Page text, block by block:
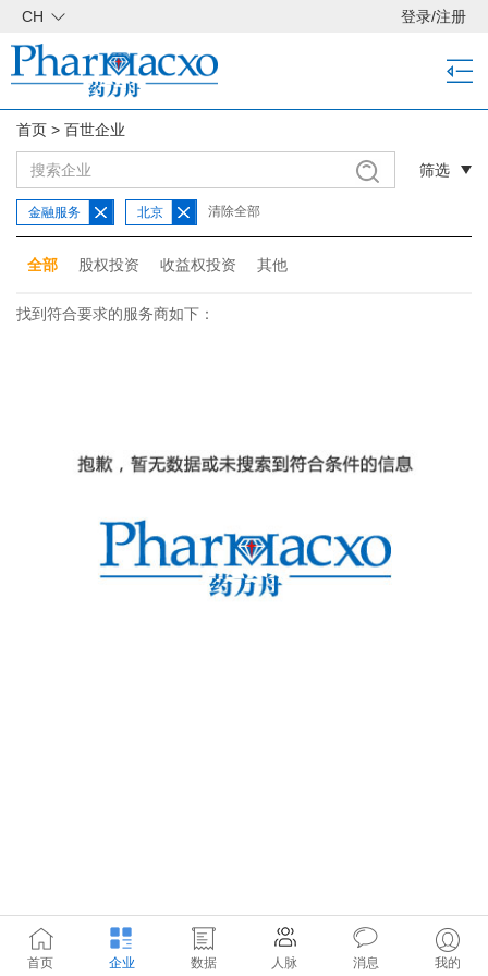
CH 登录/注册
首页 > 百世企业
筛选
金融服务 北京 清除全部
全部 股权投资 收益权投资 其他
找到符合要求的服务商如下：
首页 企业 数据 人脉 消息 我的